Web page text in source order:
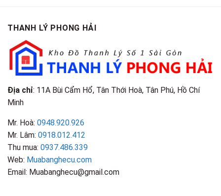
THANH LÝ PHONG HẢI
Địa chỉ: 11A Bùi Cẩm Hổ, Tân Thới Hoà, Tân Phú, Hồ Chí
Minh
Mr. Hoà: 0948.920.926
Mr. Lâm: 0918.012.412
Thu mua: 0937.486.339
Web: Muabanghecu.com
Email: Muabanghecu@gmail.com